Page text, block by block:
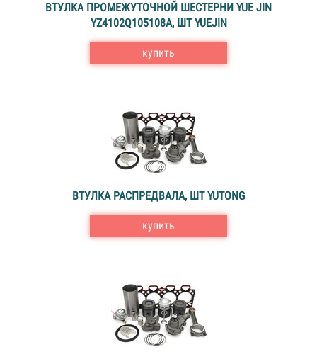
ВТУЛКА ПРОМЕЖУТОЧНОЙ ШЕСТЕРНИ YUE JIN
YZ4102Q105108A, ШТ YUEJIN
купить
ВТУЛКА РАСПРЕДВАЛА, ШТ YUTONG
купить